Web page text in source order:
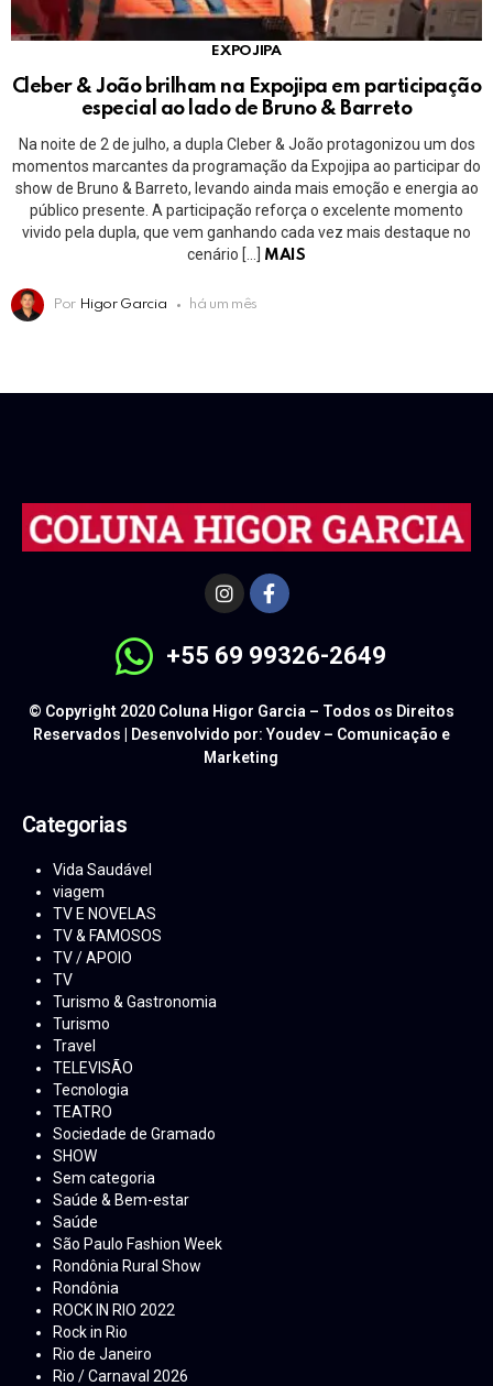
EXPOJIPA
Cleber & João brilham na Expojipa em participação
especial ao lado de Bruno & Barreto
Na noite de 2 de julho, a dupla Cleber & João protagonizou um dos
momentos marcantes da programação da Expojipa ao participar do
show de Bruno & Barreto, levando ainda mais emoção e energia ao
público presente. A participação reforça o excelente momento
vivido pela dupla, que vem ganhando cada vez mais destaque no
cenário […]
MAIS
Por Higor Garcia há um mês
+55 69 99326-2649
© Copyright 2020 Coluna Higor Garcia – Todos os Direitos
Reservados | Desenvolvido por: Youdev – Comunicação e
Marketing
Categorias
Vida Saudável
viagem
TV E NOVELAS
TV & FAMOSOS
TV / APOIO
TV
Turismo & Gastronomia
Turismo
Travel
TELEVISÃO
Tecnologia
TEATRO
Sociedade de Gramado
SHOW
Sem categoria
Saúde & Bem-estar
Saúde
São Paulo Fashion Week
Rondônia Rural Show
Rondônia
ROCK IN RIO 2022
Rock in Rio
Rio de Janeiro
Rio / Carnaval 2026